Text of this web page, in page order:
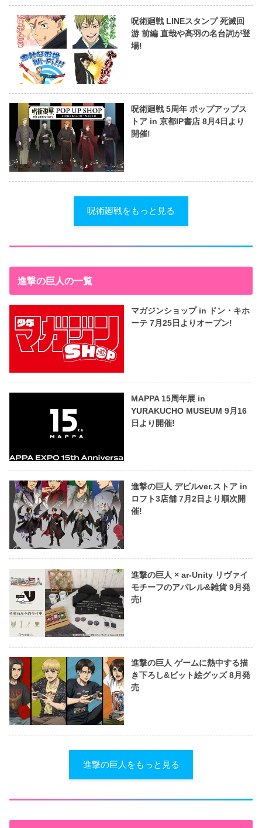
呪術廻戦 LINEスタンプ 死滅回
游 前編 直哉や髙羽の名台詞が登
場!
呪術廻戦 5周年 ポップアップス
トア in 京都IP書店 8月4日より
開催!
呪術廻戦をもっと見る
進撃の巨人の一覧
マガジンショップ in ドン・キホ
ーテ 7月25日よりオープン!
MAPPA 15周年展 in
YURAKUCHO MUSEUM 9月16
日より開催!
進撃の巨人 デビルver.ストア in
ロフト3店舗 7月2日より順次開
催!
進撃の巨人 × ar-Unity リヴァイ
モチーフのアパレル&雑貨 9月発
売!
進撃の巨人 ゲームに熱中する描
き下ろし&ビット絵グッズ 8月発
売
進撃の巨人をもっと見る